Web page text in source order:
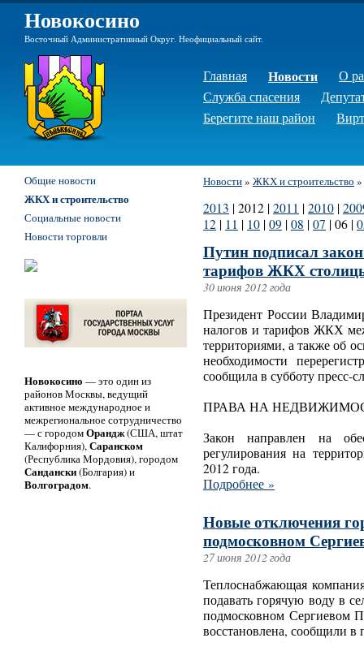
Новокосино
Восточный Административный Округ. Неофициальный сайт.
Главная Новости
О
Служба спасения
Берегите наш район
Новости» ЖКХ и строительство »
2013 | 2012 | 2011 | 2010 |
12 | 11 | 10 | 09 | 08 | 07 | 06 |
Путин подписал
тарифов ЖКХ
30 июня 2012 года
Президент России
налогов и тарифов ЖКХ
территориями, а также об
необходимости
сообщила в субботу пресс-
ПРАВА НА
Закон направлен на
регулирования на
2012 года.
Подробнее »
Новые отключения
подмосковном
27 июня 2012 года
Теплоснабжающая
подавать горячую воду в
подмосковном Сергиевом
восстановлена, сообщили в
Общие новости
ЖКХ и строительство
Социальные новости
Новости торговли
Новокосино — это один из
районов Москвы, ведущий
активное международное и
межрегиональное сотрудничество
— с городомОрандж(США, штат
Калифорния),Саранском
(Республика Мордовия), городом
Сандански(Болгария) и
Волгоградом.